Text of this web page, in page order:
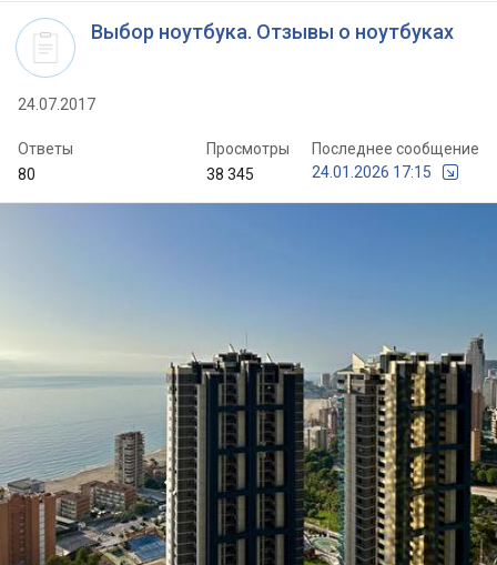
Выбор ноутбука. Отзывы о ноутбуках
24.07.2017
Ответы
80
Просмотры
38 345
Последнее сообщение
24.01.2026 17:15